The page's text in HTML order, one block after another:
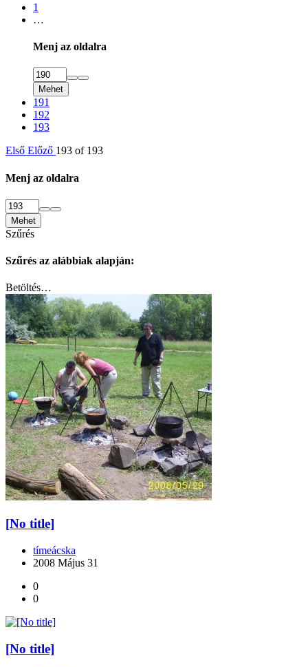
1
…
Menj az oldalra
Mehet
191
192
193
Első Előző 193 of 193
Menj az oldalra
Mehet
Szűrés
Szűrés az alábbiak alapján:
Betöltés…
[No title]
tímeácska
2008 Május 31
0
0
[No title]